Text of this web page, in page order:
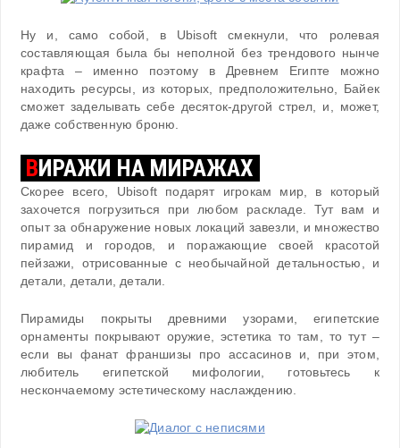
Ну и, само собой, в Ubisoft смекнули, что ролевая
составляющая была бы неполной без трендового нынче
крафта – именно поэтому в Древнем Египте можно
находить ресурсы, из которых, предположительно, Байек
сможет заделывать себе десяток-другой стрел, и, может,
даже собственную броню.
ВИРАЖИ НА МИРАЖАХ
Скорее всего, Ubisoft подарят игрокам мир, в который
захочется погрузиться при любом раскладе. Тут вам и
опыт за обнаружение новых локаций завезли, и множество
пирамид и городов, и поражающие своей красотой
пейзажи, отрисованные с необычайной детальностью, и
детали, детали, детали.
Пирамиды покрыты древними узорами, египетские
орнаменты покрывают оружие, эстетика то там, то тут –
если вы фанат франшизы про ассасинов и, при этом,
любитель египетской мифологии, готовьтесь к
нескончаемому эстетическому наслаждению.